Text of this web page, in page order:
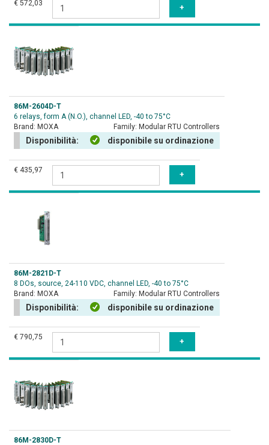
€ 572,03
86M-2604D-T
6 relays, form A (N.O.), channel LED, -40 to 75°C
Brand: MOXA Family: Modular RTU Controllers
Disponibilità: disponibile su ordinazione
€ 435,97
86M-2821D-T
8 DOs, source, 24-110 VDC, channel LED, -40 to 75°C
Brand: MOXA Family: Modular RTU Controllers
Disponibilità: disponibile su ordinazione
€ 790,75
86M-2830D-T